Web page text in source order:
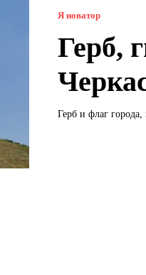
Я новатор
Герб,
Герб и флаг